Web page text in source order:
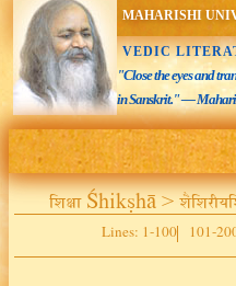
MAHARISHI
VEDIC
"Close the eyes and
in Sanskrit." —
शिक्षा Śhikṣhā >
Lines: 1-100 101-